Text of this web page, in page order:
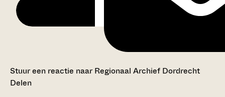
Stuur een reactie naar Regionaal Archief Dordrecht
Delen